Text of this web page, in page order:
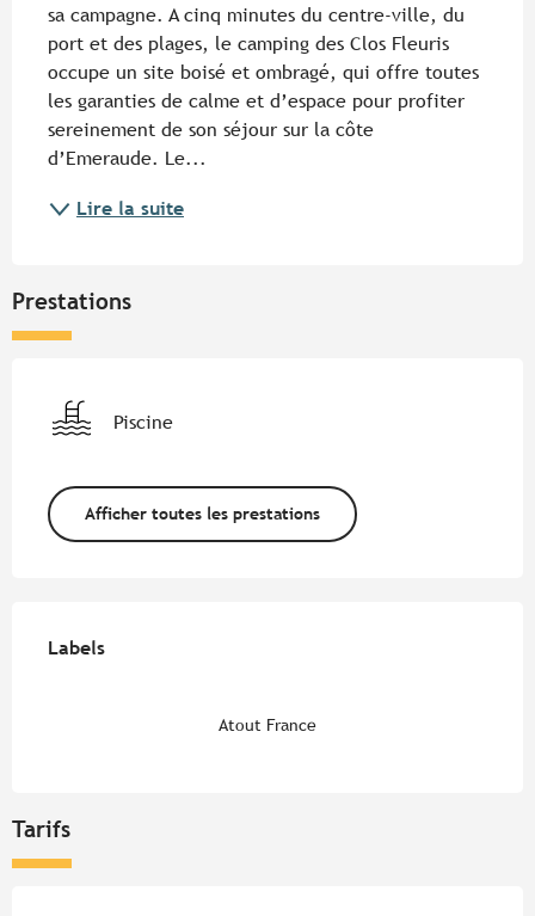
sa campagne. A cinq minutes du centre-ville, du
port et des plages, le camping des Clos Fleuris
occupe un site boisé et ombragé, qui offre toutes
les garanties de calme et d’espace pour profiter
sereinement de son séjour sur la côte
d’Emeraude. Le...
Lire la suite
Prestations
Piscine
Afficher toutes les prestations
Labels
Labels
Atout France
Tarifs